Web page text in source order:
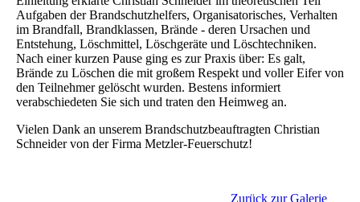
Aufgaben der Brandschutzhelfers, Organisatorisches, Verhalten
im Brandfall, Brandklassen, Brände - deren Ursachen und
Entstehung, Löschmittel, Löschgeräte und Löschtechniken.
Nach einer kurzen Pause ging es zur Praxis über: Es galt,
Brände zu Löschen die mit großem Respekt und voller Eifer von
den Teilnehmer gelöscht wurden. Bestens informiert
verabschiedeten Sie sich und traten den Heimweg an.
Vielen Dank an unserem Brandschutzbeauftragten Christian
Schneider von der Firma Metzler-Feuerschutz!
Zurück zur Galerie